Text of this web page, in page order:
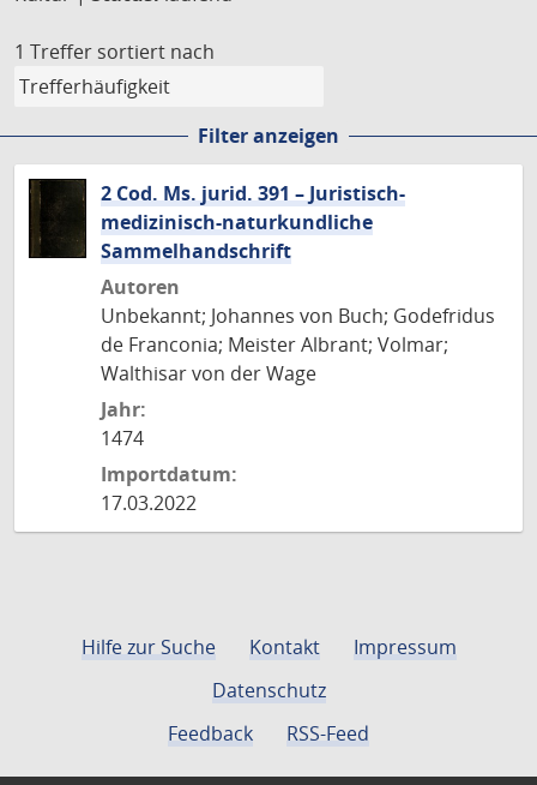
1 Treffer sortiert nach
Filter anzeigen
2 Cod. Ms. jurid. 391 – Juristisch-
medizinisch-naturkundliche
Sammelhandschrift
Autoren
Unbekannt; Johannes von Buch; Godefridus
de Franconia; Meister Albrant; Volmar;
Walthisar von der Wage
Jahr:
1474
Importdatum:
17.03.2022
Hilfe zur Suche Kontakt
Impressum
Datenschutz
Feedback
RSS-Feed